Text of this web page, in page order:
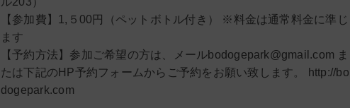
【参加費】1,５00円（ペットボトル付き） ※料金は通常料金に準じ
ます
【予約方法】参加ご希望の方は、メールbodogepark@gmail.com ま
たは下記のHP予約フォームからご予約をお願い致します。 http://bo
dogepark.com